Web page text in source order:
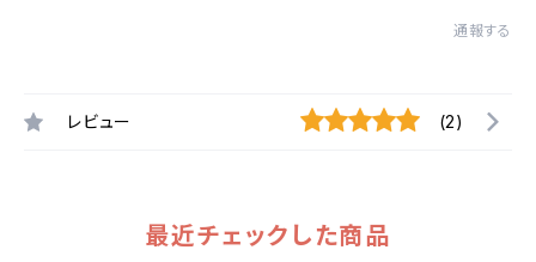
通報する
レビュー (2)
最近チェックした商品